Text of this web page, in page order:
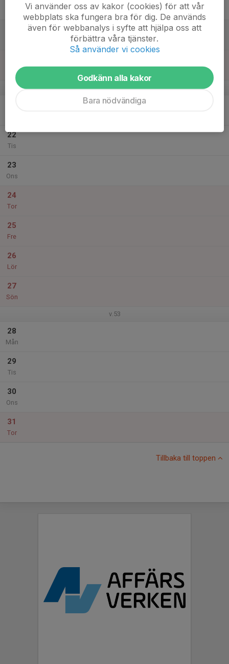
Sön
v.52
22
Tis
23
Ons
24
Tor
25
Fre
26
Lör
27
Sön
v.53
28
Mån
29
Tis
30
Ons
31
Tor
Tillbaka till toppen
Vi använder oss av kakor (cookies) för att vår
webbplats ska fungera bra för dig. De används
även för webbanalys i syfte att hjälpa oss att
förbättra våra tjänster.
Så använder vi cookies
Godkänn alla kakor
Bara nödvändiga